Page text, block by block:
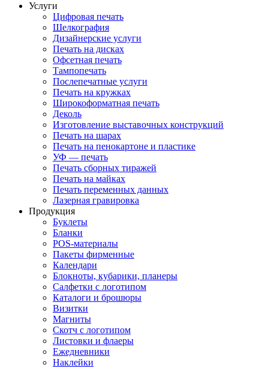
Услуги
Цифровая печать
Шелкография
Дизайнерские услуги
Печать на дисках
Офсетная печать
Тампопечать
Послепечатные услуги
Печать на кружках
Широкоформатная печать
Деколь
Изготовление выставочных конструкций
Печать на шарах
Печать на пенокартоне и пластике
УФ — печать
Печать сборных тиражей
Печать на майках
Печать переменных данных
Лазерная гравировка
Продукция
Буклеты
Бланки
POS-материалы
Пакеты фирменные
Календари
Блокноты, кубарики, планеры
Салфетки с логотипом
Каталоги и брошюры
Визитки
Магниты
Скотч с логотипом
Листовки и флаеры
Ежедневники
Наклейки